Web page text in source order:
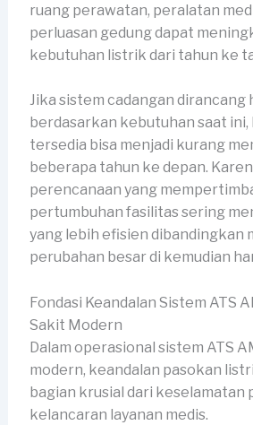
ruang perawatan, peralatan
perluasan gedung dapat
kebutuhan listrik dari tahun ke
Jika sistem cadangan dirancang
berdasarkan kebutuhan saat ini,
tersedia bisa menjadi kurang
beberapa tahun ke depan.
perencanaan yang
pertumbuhan fasilitas sering
yang lebih efisien dibandingkan
perubahan besar di kemudian
Fondasi Keandalan Sistem ATS
Sakit Modern
Dalam operasional sistem ATS
modern, keandalan pasokan
bagian krusial dari keselamatan
kelancaran layanan medis.